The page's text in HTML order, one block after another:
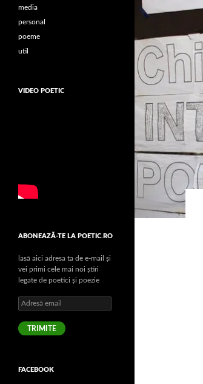
media
personal
poeme
util
VIDEO POETIC
ABONEAZĂ-TE LA POETIC.RO
lasă aici adresa ta de e-mail şi
vei primi cele mai noi ştiri
legate de poetici şi poezie
Adresă
email
TRIMITE
FACEBOOK